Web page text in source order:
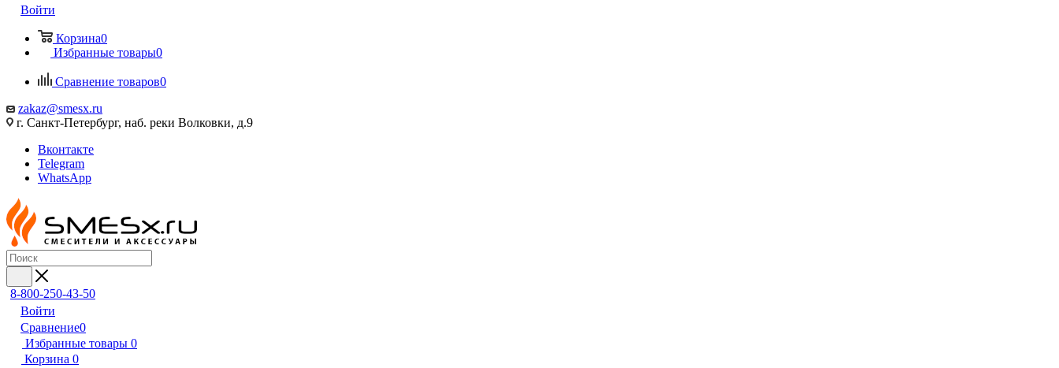
Войти
Корзина0
Избранные товары0
Сравнение товаров0
zakaz@smesx.ru
г. Санкт-Петербург, наб. реки Волковки, д.9
Вконтакте
Telegram
WhatsApp
8-800-250-43-50
Войти
Сравнение0
Избранные товары 0
Корзина 0